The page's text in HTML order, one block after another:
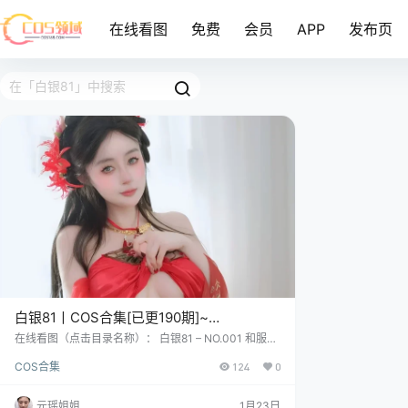
在线看图 免费 会员 APP 发布页
白银81丨COS合集[已更190期]~
[25370P+777V – 141.9G]
在线看图（点击目录名称）： 白银81 – NO.001 和服温
V-453MB] 白银81 – NO.003 透明旗袍 [45P2V-468M
年，水瓶座的星子一闪，天上掉下个安徽的姑娘，取名
COS合集 124 0